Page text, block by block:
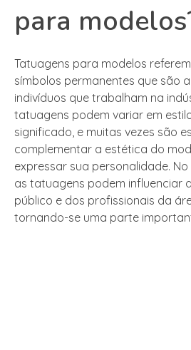
para
Tatuagens para modelos
símbolos permanentes que são
indivíduos que trabalham na
tatuagens podem variar em
significado, e muitas vezes são
complementar a estética do
expressar sua personalidade.
as tatuagens podem influenciar
público e dos profissionais da
tornando-se uma parte